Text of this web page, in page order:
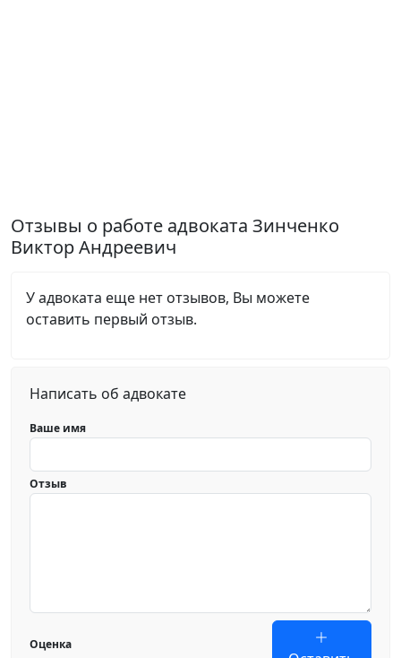
Отзывы о работе адвоката Зинченко
Виктор Андреевич
У адвоката еще нет отзывов, Вы можете
оставить первый отзыв.
Написать об адвокате
Ваше имя
Отзыв
Оценка